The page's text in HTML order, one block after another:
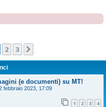
2 3
(e documenti) su MT!
febbraio 2023, 17:09
1 2 3 4